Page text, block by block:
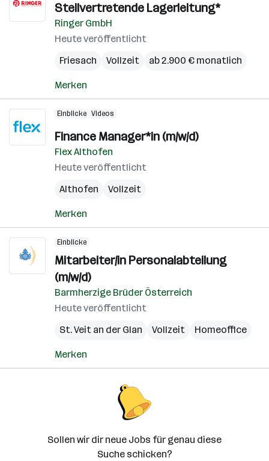
Stellvertretende Lagerleitung*
Ringer GmbH
Heute veröffentlicht
Friesach
Vollzeit ab 2.900 € monatlich
Merken
Einblicke Videos
Finance Manager*in (m/w/d)
Flex Althofen
Heute veröffentlicht
Althofen
Vollzeit
Merken
Einblicke
Mitarbeiter/in Personalabteilung
(m/w/d)
Barmherzige Brüder Österreich
Heute veröffentlicht
St. Veit an der Glan
Vollzeit Homeoffice
Merken
Sollen wir dir neue Jobs für genau diese
Suche schicken?